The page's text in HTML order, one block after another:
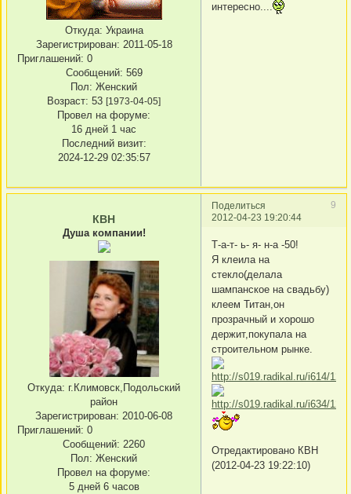
Откуда: Украина
Зарегистрирован: 2011-05-18
Приглашений: 0
Сообщений: 569
Пол: Женский
Возраст: 53 [1973-04-05]
Провел на форуме:
16 дней 1 час
Последний визит:
2024-12-29 02:35:57
интересно....
Поделиться
9
2012-04-23 19:20:44
КВН
Душа компании!
Откуда: г.Климовск,Подольский
район
Зарегистрирован: 2010-06-08
Приглашений: 0
Сообщений: 2260
Пол: Женский
Провел на форуме:
5 дней 6 часов
Т-а-т- ь- я- н-а -50!
Я клеила на
стекло(делала
шампанское на свадьбу)
клеем Титан,он
прозрачный и хорошо
держит,покупала на
строительном рынке.
Отредактировано КВН
(2012-04-23 19:22:10)